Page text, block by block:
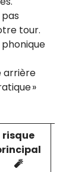
tour.
arrière
»
risque
🧨